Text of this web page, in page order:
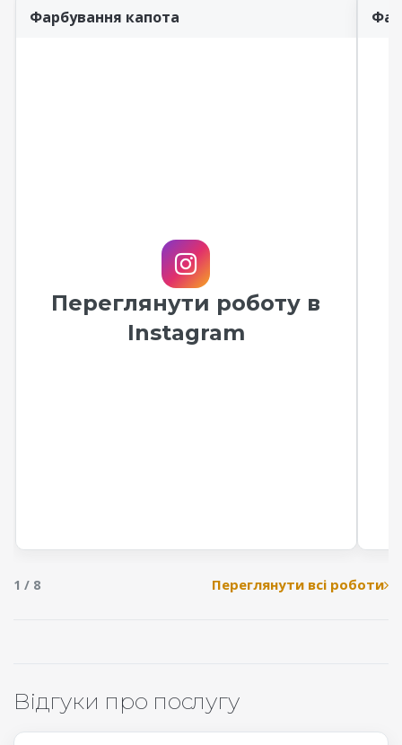
Фарбування капота
Переглянути роботу в
Instagram
1 / 8 Переглянути всі роботи
Відгуки про послугу